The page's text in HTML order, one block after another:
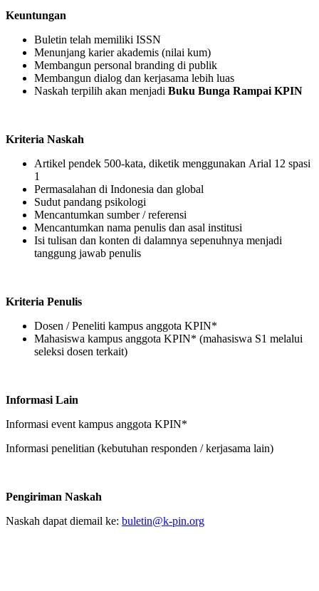
Keuntungan
Buletin telah memiliki ISSN
Menunjang karier akademis (nilai kum)
Membangun personal branding di publik
Membangun dialog dan kerjasama lebih luas
Naskah terpilih akan menjadi Buku Bunga Rampai KPIN
Kriteria Naskah
Artikel pendek 500-kata, diketik menggunakan Arial 12 spasi
1
Permasalahan di Indonesia dan global
Sudut pandang psikologi
Mencantumkan sumber / referensi
Mencantumkan nama penulis dan asal institusi
Isi tulisan dan konten di dalamnya sepenuhnya menjadi
tanggung jawab penulis
Kriteria Penulis
Dosen / Peneliti kampus anggota KPIN*
Mahasiswa kampus anggota KPIN* (mahasiswa S1 melalui
seleksi dosen terkait)
Informasi Lain
Informasi event kampus anggota KPIN*
Informasi penelitian (kebutuhan responden / kerjasama lain)
Pengiriman Naskah
Naskah dapat diemail ke: buletin@k-pin.org